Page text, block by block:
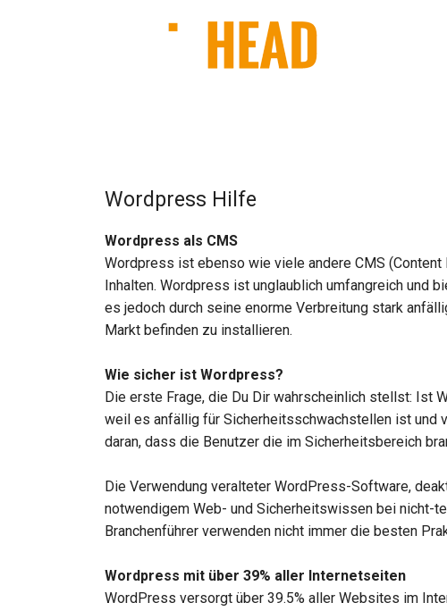
Wordpress Hilfe
Wordpress als CMS
Wordpress ist ebenso wie viele andere CMS
Inhalten. Wordpress ist unglaublich umfangreich und
es jedoch durch seine enorme Verbreitung stark
Markt befinden zu installieren.
Wie sicher ist Wordpress?
Die erste Frage, die Du Dir wahrscheinlich stellst: Ist
weil es anfällig für Sicherheitsschwachstellen ist und
daran, dass die Benutzer die im Sicherheitsbereich
Die Verwendung veralteter WordPress-Software,
notwendigem Web- und Sicherheitswissen bei nicht-
Branchenführer verwenden nicht immer die besten
Wordpress mit über 39% aller Internetseiten
WordPress versorgt über 39.5% aller Websites im